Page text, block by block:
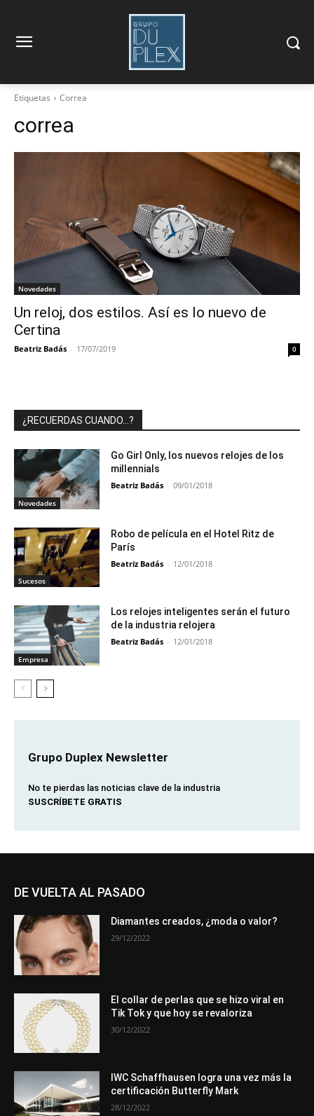
Etiquetas Correa
correa
Novedades
Un reloj, dos estilos. Así es lo nuevo de
Certina
Beatriz Badás - 17/07/2019 0
¿RECUERDAS CUANDO…?
Novedades
Go Girl Only, los nuevos relojes de los
millennials
Beatriz Badás - 09/01/2018
Sucesos
Robo de película en el Hotel Ritz de
París
Beatriz Badás - 12/01/2018
Empresa
Los relojes inteligentes serán el futuro
de la industria relojera
Beatriz Badás - 12/01/2018
Grupo Duplex Newsletter
No te pierdas las noticias clave de la industria
SUSCRÍBETE GRATIS
DE VUELTA AL PASADO
Diamantes creados, ¿moda o valor?
29/12/2022
El collar de perlas que se hizo viral en
Tik Tok y que hoy se revaloriza
30/12/2022
IWC Schaffhausen logra una vez más la
certificación Butterfly Mark
28/12/2022